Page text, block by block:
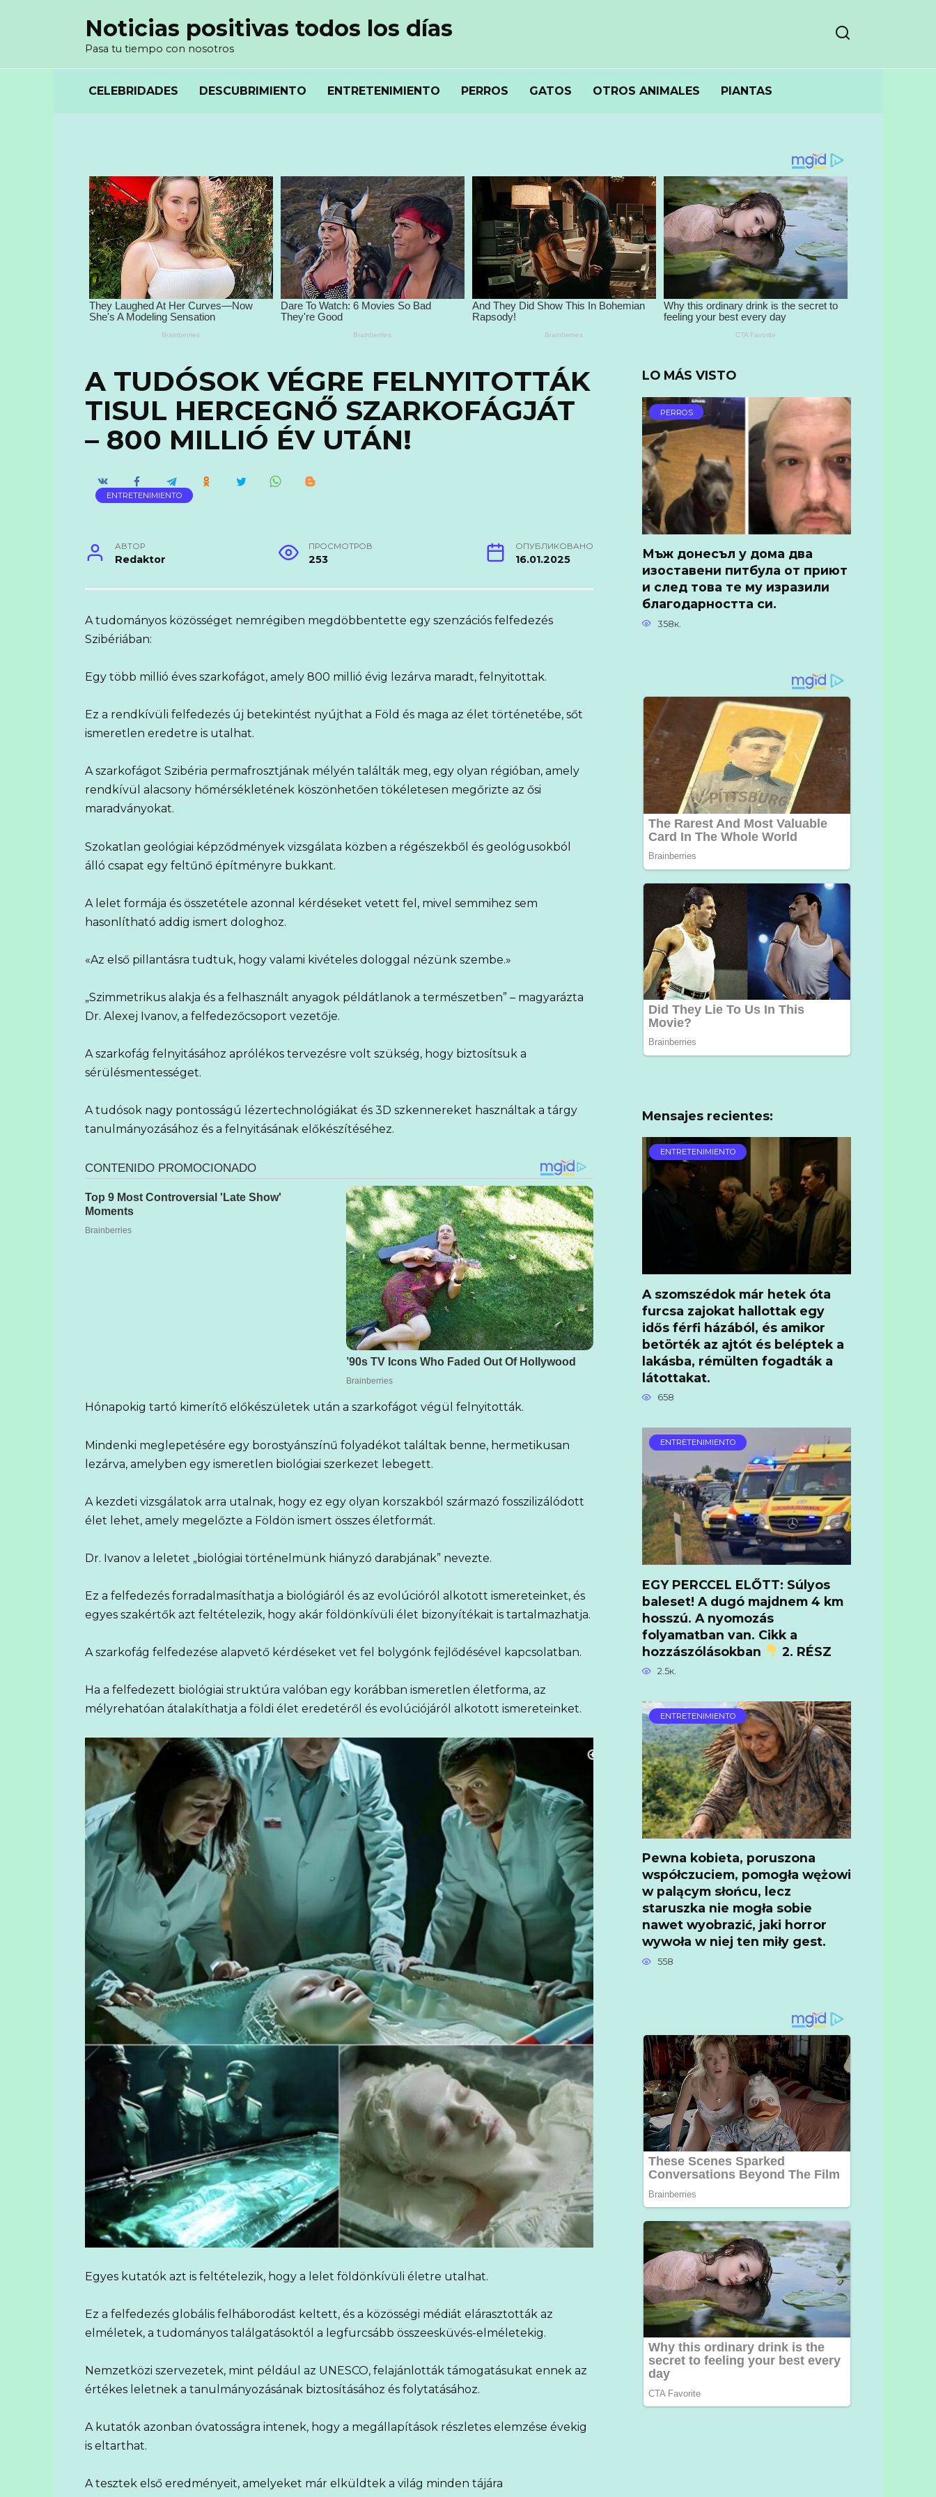
Noticias positivas todos los días
Pasa tu tiempo con nosotros
CELEBRIDADES DESCUBRIMIENTO ENTRETENIMIENTO PERROS GATOS OTROS ANIMALES PIANTAS
A TUDÓSOK VÉGRE FELNYITOTTÁK
TISUL HERCEGNŐ SZARKOFÁGJÁT
– 800 MILLIÓ ÉV UTÁN!
ENTRETENIMIENTO
АВТОР
Redaktor
ПРОСМОТРОВ
253
ОПУБЛИКОВАНО
16.01.2025
A tudományos közösséget nemrégiben megdöbbentette egy szenzációs felfedezés
Szibériában:
Egy több millió éves szarkofágot, amely 800 millió évig lezárva maradt, felnyitottak.
Ez a rendkívüli felfedezés új betekintést nyújthat a Föld és maga az élet történetébe, sőt
ismeretlen eredetre is utalhat.
A szarkofágot Szibéria permafrosztjának mélyén találták meg, egy olyan régióban, amely
rendkívül alacsony hőmérsékletének köszönhetően tökéletesen megőrizte az ősi
maradványokat.
Szokatlan geológiai képződmények vizsgálata közben a régészekből és geológusokból
álló csapat egy feltűnő építményre bukkant.
A lelet formája és összetétele azonnal kérdéseket vetett fel, mivel semmihez sem
hasonlítható addig ismert dologhoz.
«Az első pillantásra tudtuk, hogy valami kivételes dologgal nézünk szembe.»
„Szimmetrikus alakja és a felhasznált anyagok példátlanok a természetben” – magyarázta
Dr. Alexej Ivanov, a felfedezőcsoport vezetője.
A szarkofág felnyitásához aprólékos tervezésre volt szükség, hogy biztosítsuk a
sérülésmentességet.
A tudósok nagy pontosságú lézertechnológiákat és 3D szkennereket használtak a tárgy
tanulmányozásához és a felnyitásának előkészítéséhez.
Hónapokig tartó kimerítő előkészületek után a szarkofágot végül felnyitották.
Mindenki meglepetésére egy borostyánszínű folyadékot találtak benne, hermetikusan
lezárva, amelyben egy ismeretlen biológiai szerkezet lebegett.
A kezdeti vizsgálatok arra utalnak, hogy ez egy olyan korszakból származó fosszilizálódott
élet lehet, amely megelőzte a Földön ismert összes életformát.
Dr. Ivanov a leletet „biológiai történelmünk hiányzó darabjának” nevezte.
Ez a felfedezés forradalmasíthatja a biológiáról és az evolúcióról alkotott ismereteinket, és
egyes szakértők azt feltételezik, hogy akár földönkívüli élet bizonyítékait is tartalmazhatja.
A szarkofág felfedezése alapvető kérdéseket vet fel bolygónk fejlődésével kapcsolatban.
Ha a felfedezett biológiai struktúra valóban egy korábban ismeretlen életforma, az
mélyrehatóan átalakíthatja a földi élet eredetéről és evolúciójáról alkotott ismereteinket.
Egyes kutatók azt is feltételezik, hogy a lelet földönkívüli életre utalhat.
Ez a felfedezés globális felháborodást keltett, és a közösségi médiát elárasztották az
elméletek, a tudományos találgatásoktól a legfurcsább összeesküvés-elméletekig.
Nemzetközi szervezetek, mint például az UNESCO, felajánlották támogatásukat ennek az
értékes leletnek a tanulmányozásának biztosításához és folytatásához.
A kutatók azonban óvatosságra intenek, hogy a megállapítások részletes elemzése évekig
is eltarthat.
A tesztek első eredményeit, amelyeket már elküldtek a világ minden tájára
LO MÁS VISTO
PERROS
Мъж донесъл у дома два
изоставени питбула от приют
и след това те му изразили
благодарността си.
358к.
Mensajes recientes:
ENTRETENIMIENTO
A szomszédok már hetek óta
furcsa zajokat hallottak egy
idős férfi házából, és amikor
betörték az ajtót és beléptek a
lakásba, rémülten fogadták a
látottakat.
658
ENTRETENIMIENTO
EGY PERCCEL ELŐTT: Súlyos
baleset! A dugó majdnem 4 km
hosszú. A nyomozás
folyamatban van. Cikk a
hozzászólásokban
2. RÉSZ
2.5к.
ENTRETENIMIENTO
Pewna kobieta, poruszona
współczuciem, pomogła wężowi
w palącym słońcu, lecz
staruszka nie mogła sobie
nawet wyobrazić, jaki horror
wywoła w niej ten miły gest.
558